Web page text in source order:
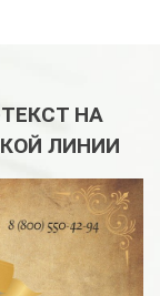
НА
ЛИНИИ